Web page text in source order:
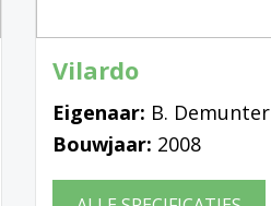
Vilardo
Eigenaar: B. Demunter
Bouwjaar: 2008